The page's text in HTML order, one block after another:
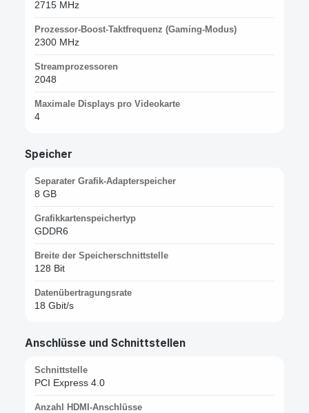
2715 MHz
Prozessor-Boost-Taktfrequenz (Gaming-Modus)
2300 MHz
Streamprozessoren
2048
Maximale Displays pro Videokarte
4
Speicher
Separater Grafik-Adapterspeicher
8 GB
Grafikkartenspeichertyp
GDDR6
Breite der Speicherschnittstelle
128 Bit
Datenübertragungsrate
18 Gbit/s
Anschlüsse und Schnittstellen
Schnittstelle
PCI Express 4.0
Anzahl HDMI-Anschlüsse